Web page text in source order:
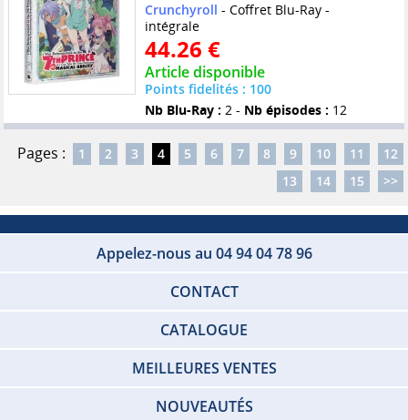
Crunchyroll - Coffret Blu-Ray -
intégrale
44.26 €
Article disponible
Points fidelités : 100
Nb Blu-Ray : 2 - Nb épisodes : 12
Pages : 1 2 3 4 5 6 7 8 9 10 11
12
13
14 15 >>
Appelez-nous au 04 94 04 78 96
CONTACT
CATALOGUE
MEILLEURES VENTES
NOUVEAUTÉS